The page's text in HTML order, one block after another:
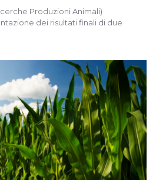
Produzioni Animali)
dei risultati finali di due